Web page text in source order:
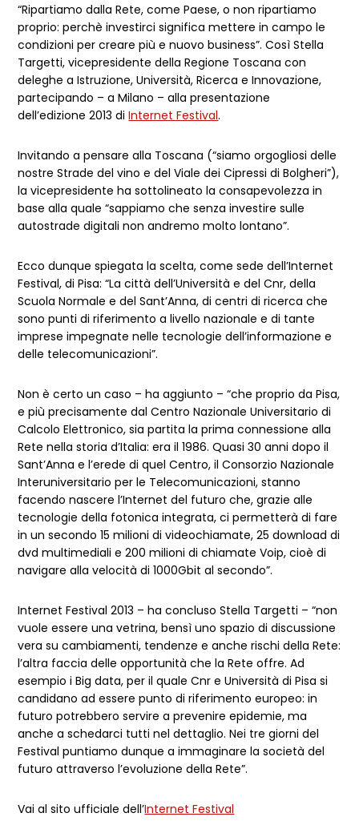
“Ripartiamo dalla Rete, come Paese, o non ripartiamo
proprio: perchè investirci significa mettere in campo le
condizioni per creare più e nuovo business”. Così Stella
Targetti, vicepresidente della Regione Toscana con
deleghe a Istruzione, Università, Ricerca e Innovazione,
partecipando – a Milano – alla presentazione
dell’edizione 2013 diInternet Festival.
Invitando a pensare alla Toscana (“siamo orgogliosi delle
nostre Strade del vino e del Viale dei Cipressi di Bolgheri”),
la vicepresidente ha sottolineato la consapevolezza in
base alla quale “sappiamo che senza investire sulle
autostrade digitali non andremo molto lontano”.
Ecco dunque spiegata la scelta, come sede dell’Internet
Festival, di Pisa: “La città dell’Università e del Cnr, della
Scuola Normale e del Sant’Anna, di centri di ricerca che
sono punti di riferimento a livello nazionale e di tante
imprese impegnate nelle tecnologie dell’informazione e
delle telecomunicazioni”.
Non è certo un caso – ha aggiunto – “che proprio da Pisa,
e più precisamente dal Centro Nazionale Universitario di
Calcolo Elettronico, sia partita la prima connessione alla
Rete nella storia d’Italia: era il 1986. Quasi 30 anni dopo il
Sant’Anna e l’erede di quel Centro, il Consorzio Nazionale
Interuniversitario per le Telecomunicazioni, stanno
facendo nascere l’Internet del futuro che, grazie alle
tecnologie della fotonica integrata, ci permetterà di fare
in un secondo 15 milioni di videochiamate, 25 download di
dvd multimediali e 200 milioni di chiamate Voip, cioè di
navigare alla velocità di 1000Gbit al secondo”.
Internet Festival 2013 – ha concluso Stella Targetti – “non
vuole essere una vetrina, bensì uno spazio di discussione
vera su cambiamenti, tendenze e anche rischi della Rete:
l’altra faccia delle opportunità che la Rete offre. Ad
esempio i Big data, per il quale Cnr e Università di Pisa si
candidano ad essere punto di riferimento europeo: in
futuro potrebbero servire a prevenire epidemie, ma
anche a schedarci tutti nel dettaglio. Nei tre giorni del
Festival puntiamo dunque a immaginare la società del
futuro attraverso l’evoluzione della Rete”.
Vai al sito ufficiale dell’Internet Festival